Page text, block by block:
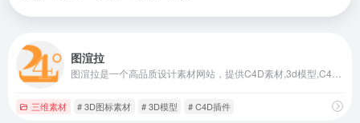
图渲拉
三维素材 # 3D图标素材 # 3D模型 # C4D插件